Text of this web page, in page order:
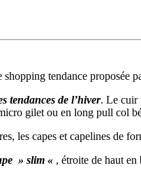
tendance proposée
tendances de l’hiver. Le cuir
gilet ou en long pull col
les capes et capelines de
» slim « , étroite de haut en